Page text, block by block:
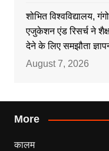
शोभित विश्वविद्यालय,
एजुकेशन एंड रिसर्च ने
देने के लिए समझौता
August 7, 2026
More
कालम